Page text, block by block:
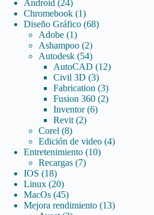
Android 2424
productos
Chromebook 11
producto
Diseño Gráfico 6868
Adobe 11
producto
Ashampoo 22
productos
Autodesk 5454
productos
AutoCAD 1212
Civil 3D 33
productos
Fabrication 33
productos
Fusion 360 22
Inventor 66
Revit 22
Corel 88
productos
Edición de video 44
Entretenimiento 1010
Recargas 77
IOS 1818
productos
Linux 2020
productos
MacOs 4545
productos
Mejora rendimiento 1313